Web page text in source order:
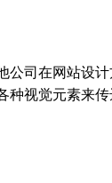
司在网站设
视觉元素来